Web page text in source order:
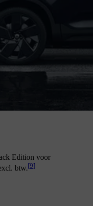
Edition voor
btw.[9]